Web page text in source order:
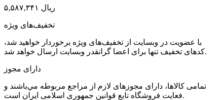
۵,۵۸۷,۳۴۱ ریال
تخفیف‌های ویژه
با عضویت در وبسایت از تخفیف‌های ویژه برخوردار خواهید شد،
کدهای تخفیف تنها برای اعضا گرانقدر وبسایت ارسال خواهد شد.
دارای مجوز
تمامی كالاها، دارای مجوزهای لازم از مراجع مربوطه مي‌باشند و
فعایت فروشگاه تابع قوانين جمهوری اسلامی ايران است.